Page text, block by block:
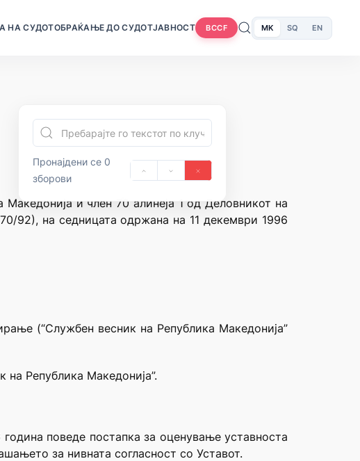
НА СУДОТОБРАЌАЊЕ ДО СУДОТЈАВНОСТ BCCF MK SQ EN
Пронајдени се 0
зборови
и член 70 алинеја 1 од Деловникот на
92), на седницата одржана на 11 декември 1996
(“Службен весник на Република Македонија”
на Република Македонија”.
поведе постапка за оценување уставноста
за нивната согласност со Уставот.